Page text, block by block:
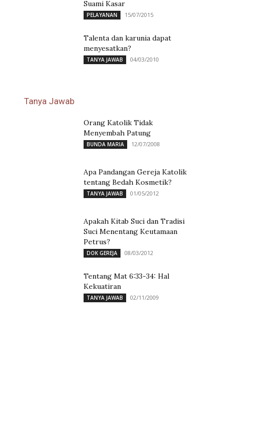
Suami Kasar
PELAYANAN 15/07/2015
Talenta dan karunia dapat
menyesatkan?
TANYA JAWAB 04/03/2010
Tanya Jawab
Orang Katolik Tidak
Menyembah Patung
BUNDA MARIA 12/07/2008
Apa Pandangan Gereja Katolik
tentang Bedah Kosmetik?
TANYA JAWAB 01/05/2012
Apakah Kitab Suci dan Tradisi
Suci Menentang Keutamaan
Petrus?
DOK GEREJA 08/03/2012
Tentang Mat 6:33-34: Hal
Kekuatiran
TANYA JAWAB 02/11/2009